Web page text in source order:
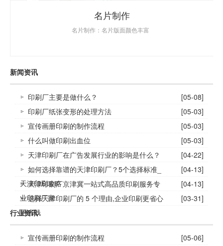
名片制作
名片制作：名片版面颜色丰富
新闻资讯
印刷厂主要是做什么？
[05-08]
印刷厂纸张变形的处理方法
[05-03]
宣传画册印刷的制作流程
[05-03]
什么叫做印刷出血位
[05-03]
天津印刷厂在广告发展行业的影响是什么？
[04-22]
如何选择靠谱的天津印刷厂？5个选择标准_
天津印刷攻略
[04-13]
天津印刷厂京津冀一站式高品质印刷服务专
业印刷厂家
[04-13]
选择天津印刷厂的 5 个理由,企业印刷更省心
更省钱
[03-31]
行业资讯
宣传画册印刷的制作流程
[05-06]